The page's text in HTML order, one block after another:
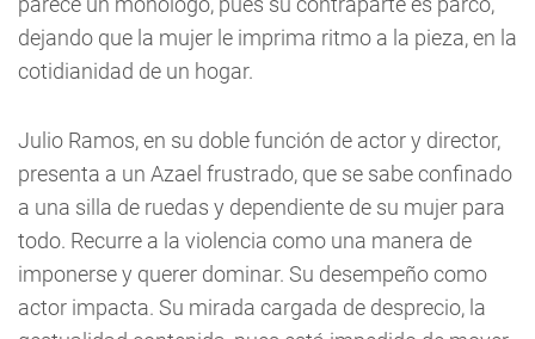
dejando que la mujer le imprima ritmo a la pieza, en la
cotidianidad de un hogar.
Julio Ramos, en su doble función de actor y director,
presenta a un Azael frustrado, que se sabe confinado
a una silla de ruedas y dependiente de su mujer para
todo. Recurre a la violencia como una manera de
imponerse y querer dominar. Su desempeño como
actor impacta. Su mirada cargada de desprecio, la